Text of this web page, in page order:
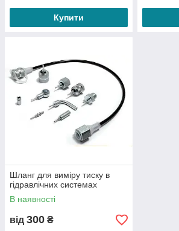
Є ПИТАННЯ?
діагностики гідравліки
ЗВ'ЯЗАТИСЯ З
Для зв'язку з нами можна
контактними номерами телефонів
електронною поштою. Також
Купити
Шланг для виміру тиску в
гідравлічних системах
В наявності
від 300 ₴